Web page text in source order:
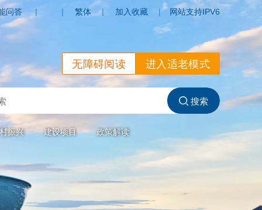
问答 | | 繁体 | 加入收藏 | 网站支持IPV6
进入适老模式
无障碍阅读
振兴 建设项目 政策解读